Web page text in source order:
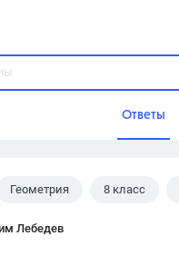
Ответы
Геометрия 8 класс
Лебедев